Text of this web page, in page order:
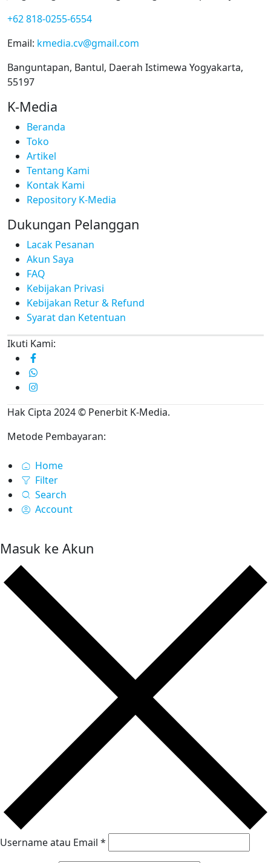
+62 818-0255-6554
Email: kmedia.cv@gmail.com
Banguntapan, Bantul, Daerah Istimewa Yogyakarta,
55197
K-Media
Beranda
Toko
Artikel
Tentang Kami
Kontak Kami
Repository K-Media
Dukungan Pelanggan
Lacak Pesanan
Akun Saya
FAQ
Kebijakan Privasi
Kebijakan Retur & Refund
Syarat dan Ketentuan
Ikuti Kami:
Hak Cipta 2024 © Penerbit K-Media.
Metode Pembayaran:
Home
Filter
Search
Account
Masuk ke Akun
Username atau Email *